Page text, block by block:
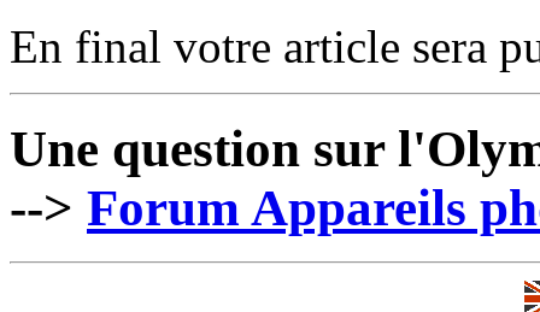
En final votre article sera
Une question sur
--> Forum Appareils